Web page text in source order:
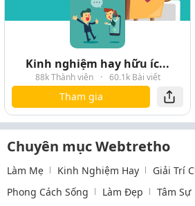
Kinh nghiệm hay hữu íc...
88k Thành viên · 60.1k Bài viết
Tham gia
Chuyên mục Webtretho
Làm Mẹ Kinh Nghiệm Hay
Giải Trí
Phong Cách Sống
Làm Đẹp Tâm Sự